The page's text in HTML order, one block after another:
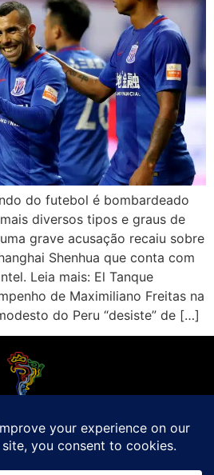
do futebol é bombardeado
diversos tipos e graus de
grave acusação recaiu sobre
Shenhua que conta com
Leia mais: El Tanque
de Maximiliano Freitas na
do Peru “desiste” de […]
do esporte bretão do continente americano
e Uruguai. Isso porque o amante da bola